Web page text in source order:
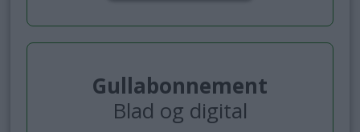
Gullabonnement
Blad og digital